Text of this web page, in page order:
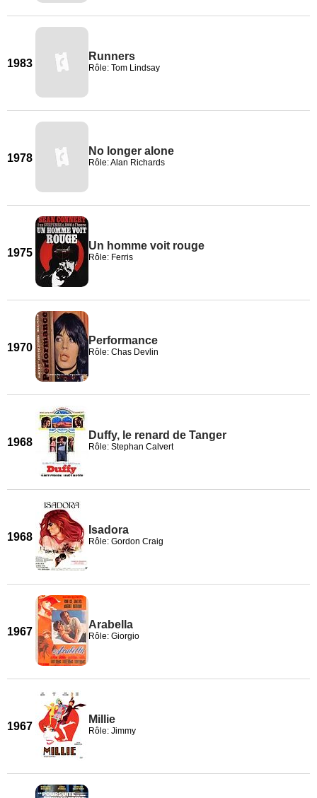
1983
Runners
Rôle: Tom Lindsay
1978
No longer alone
Rôle: Alan Richards
1975
Un homme voit rouge
Rôle: Ferris
1970
Performance
Rôle: Chas Devlin
1968
Duffy, le renard de Tanger
Rôle: Stephan Calvert
1968
Isadora
Rôle: Gordon Craig
1967
Arabella
Rôle: Giorgio
1967
Millie
Rôle: Jimmy